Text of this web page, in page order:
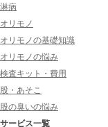
淋病
オリモノ
オリモノの基礎知識
オリモノの悩み
検査キット・費用
股・あそこ
股の臭いの悩み
サービス一覧